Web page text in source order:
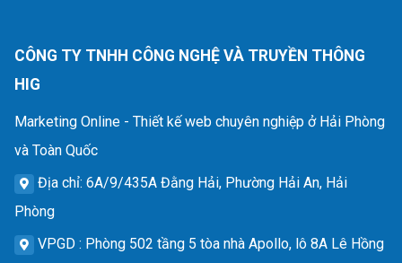
CÔNG TY TNHH CÔNG NGHỆ VÀ TRUYỀN THÔNG
HIG
Marketing Online - Thiết kế web chuyên nghiệp ở Hải Phòng
và Toàn Quốc
Địa chỉ: 6A/9/435A Đằng Hải, Phường Hải An, Hải
Phòng
VPGD : Phòng 502 tầng 5 tòa nhà Apollo, lô 8A Lê Hồng